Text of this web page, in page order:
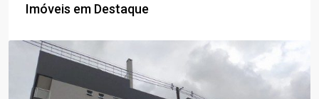
Imóveis em Destaque